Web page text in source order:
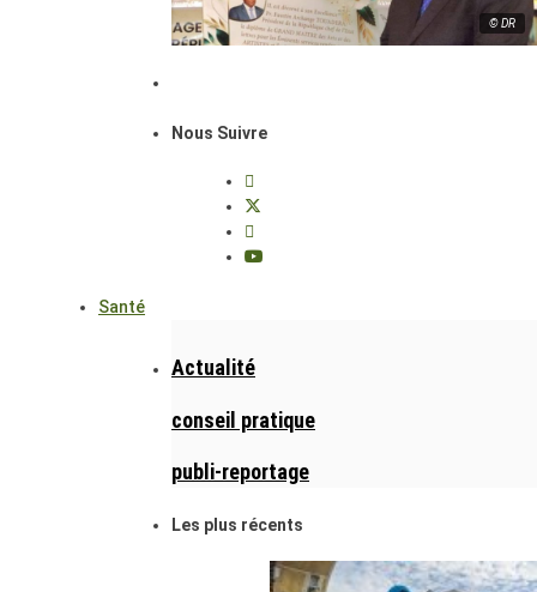
© DR
Nous Suivre
Santé
Actualité
conseil pratique
publi-reportage
Les plus récents